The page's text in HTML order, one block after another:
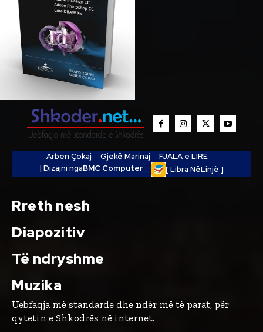
Arben Çokaj Gjekë Marinaj
FJALA e LIRË
| Dizajni ngaBMC Computer [ Libra NëLinjë ]
Rreth nesh
Diapozitiv
Të ndryshme
Muzika
Uebfaqja më standarde dhe ndër më të parat, për
qytetin e Shkodrës në internet.